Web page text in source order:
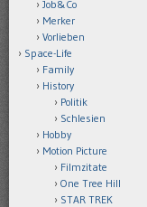
Job&Co
Merker
Vorlieben
Space-Life
Family
History
Politik
Schlesien
Hobby
Motion Picture
Filmzitate
One Tree Hill
STAR TREK